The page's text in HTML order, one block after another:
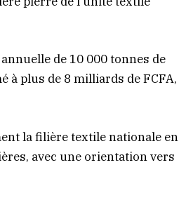
de 10 000 tonnes de
à plus de 8 milliards de FCFA,
la filière textile nationale en
avec une orientation vers